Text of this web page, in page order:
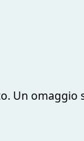
Un omaggio